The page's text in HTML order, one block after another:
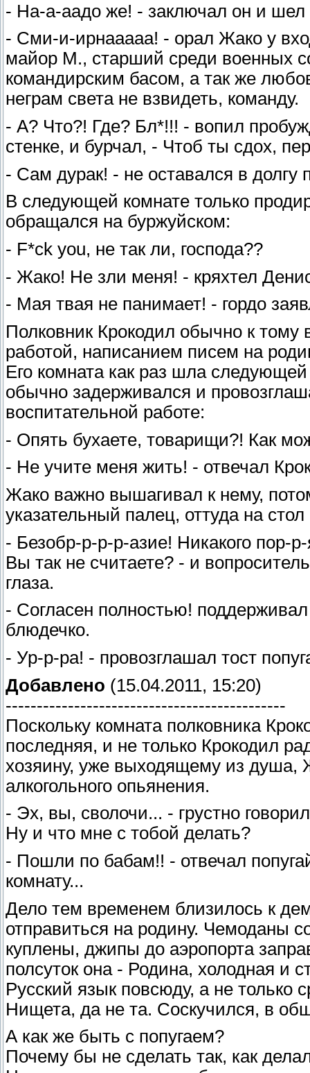
- На-а-аадо же! - заключал он и
- Сми-и-ирнааааа! - орал Жако у
майор М., старший среди военных
командирским басом, а так же
неграм света не взвидеть, команду.
- А? Что?! Где? Бл*!!! - вопил
стенке, и бурчал, - Чтоб ты сдох,
- Сам дурак! - не оставался в
В следующей комнате только
обращался на буржуйском:
- F*ck you, не так ли, господа??
- Жако! Не зли меня! - кряхтел
- Мая твая не панимает! - гордо
Полковник Крокодил обычно к
работой, написанием писем на
Его комната как раз шла
обычно задерживался и
воспитательной работе:
- Опять бухаете, товарищи?! Как
- Не учите меня жить! - отвечал
Жако важно вышагивал к нему,
указательный палец, оттуда на стол
- Безобр-р-р-р-азие! Никакого пор-
Вы так не считаете? - и
глаза.
- Согласен полностью!
блюдечко.
- Ур-р-ра! - провозглашал тост
Добавлено (15.04.2011, 15:20)
---------------------------------------------
Поскольку комната полковника
последняя, и не только Крокодил
хозяину, уже выходящему из душа,
алкогольного опьянения.
- Эх, вы, сволочи... - грустно
Ну и что мне с тобой делать?
- Пошли по бабам!! - отвечал
комнату...
Дело тем временем близилось к
отправиться на родину. Чемоданы
куплены, джипы до аэропорта
полсуток она - Родина, холодная и
Русский язык повсюду, а не только
Нищета, да не та. Соскучился, в
А как же быть с попугаем?
Почему бы не сделать так, как